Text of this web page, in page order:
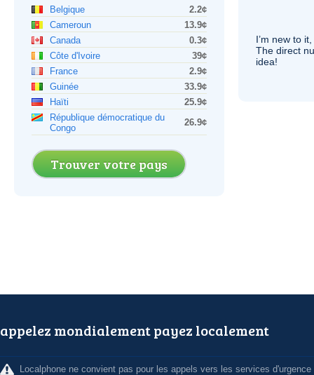
Belgique
2.2¢
Cameroun
13.9¢
Canada
0.3¢
Côte d'Ivoire
39¢
France
2.9¢
Guinée
33.9¢
Haïti
25.9¢
République démocratique du
Congo
26.9¢
Trouver votre pays
I’m new to
The direct
idea!
appelez mondialement payez localement
Localphone ne convient pas pour les appels vers les services d'urgence